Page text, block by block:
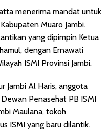
menerima mandat untuk
Muaro Jambi.
yang dipimpin Ketua
dengan Ernawati
ISMI Provinsi Jambi.
Jambi Al Haris, anggota
Penasehat PB ISMI
Maulana, tokoh
ISMI yang baru dilantik.